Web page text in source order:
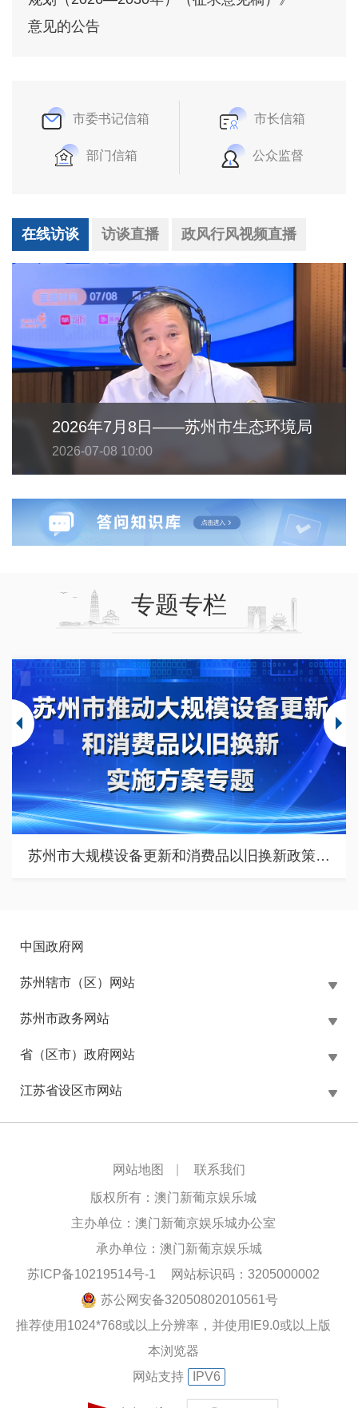
意见的公告
市委书记信箱 市长信箱
部门信箱 公众监督
在线访谈 访谈直播 政风行风视频直播
2026年7月8日——苏州市生态环境局
2026-07-08 10:00
专题专栏
苏州市大规模设备更新和消费品以旧换新政策专题
中国政府网
苏州辖市（区）网站
苏州市政务网站
省（区市）政府网站
江苏省设区市网站
网站地图 联系我们
版权所有：澳门新葡京娱乐城
主办单位：澳门新葡京娱乐城办公室
承办单位：澳门新葡京娱乐城
苏ICP备10219514号-1
网站标识码：3205000002
苏公网安备32050802010561号
推荐使用1024*768或以上分辨率，并使用IE9.0或以上版
本浏览器
网站支持
IPV6